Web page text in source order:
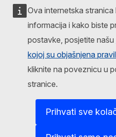
Ova internetska
informacija i kako biste
postavke, posjetite našu
kojoj su objašnjena
kliknite na poveznicu u
stranice.
Prihvati sve